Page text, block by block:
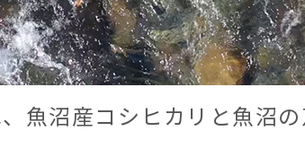
魚沼産コシヒカリと魚沼の